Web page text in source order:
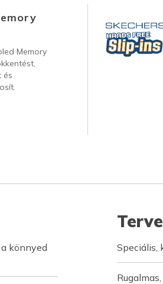
Memory
és
könnyed
Speciális,